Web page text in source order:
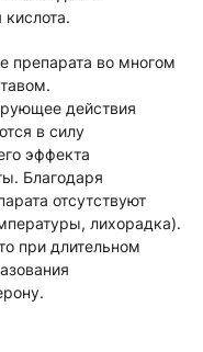
препарата во многом
действия
в силу
эффекта
Благодаря
отсутствуют
лихорадка).
при длительном